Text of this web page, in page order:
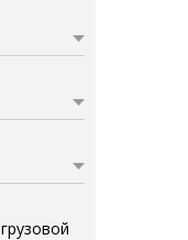
грузовой